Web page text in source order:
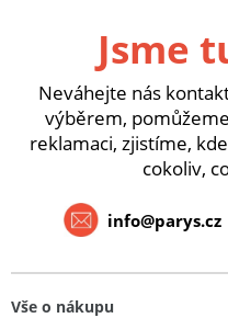
Jsme
Neváhejte nás
výběrem,
reklamaci, zjistíme,
cokoliv,
info@parys.cz
Vše o nákupu